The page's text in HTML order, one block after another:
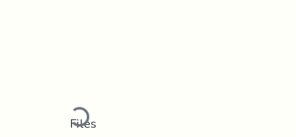
Loading...
Files